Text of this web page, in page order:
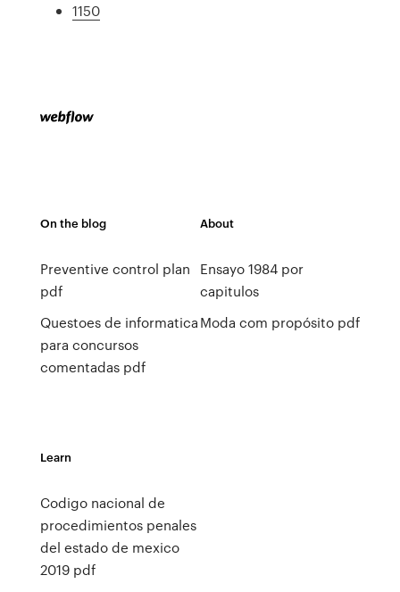
1150
On the blog
Preventive control plan
pdf
Questoes de informatica
para concursos
comentadas pdf
About
Ensayo 1984 por
capitulos
Moda com propósito pdf
Learn
Codigo nacional de
procedimientos penales
del estado de mexico
2019 pdf